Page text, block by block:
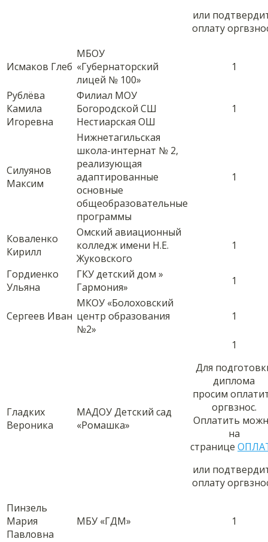
или
оплату
Исмаков Глеб
МБОУ
«Губернаторский
лицей № 100»
1
Рублёва
Камила
Игоревна
Филиал МОУ
Богородской СШ
Нестиарская ОШ
1
Силуянов
Максим
Нижнетагильская
школа-интернат № 2,
реализующая
адаптированные
основные
общеобразовательные
программы
1
Коваленко
Кирилл
Омский авиационный
колледж имени Н.Е.
Жуковского
1
Гордиенко
Ульяна
ГКУ детский дом »
Гармония»
1
Сергеев Иван
МКОУ «Болоховский
центр образования
№2»
1
Гладких
Вероника
МАДОУ Детский сад
«Ромашка»
1
Для
диплома
просим
оргвзнос.
Оплатить
на
странице
или
оплату
Пинзель
Мария
Павловна
МБУ «ГДМ» 1